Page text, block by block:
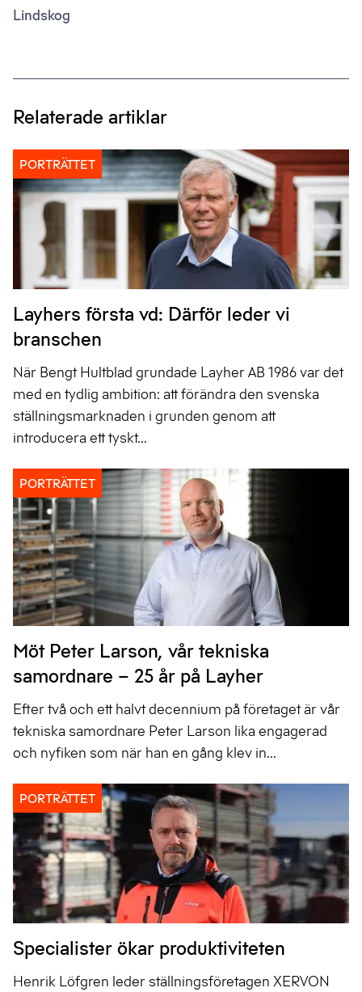
Lindskog
Relaterade artiklar
PORTRÄTTET
Layhers första vd: Därför leder vi
branschen
När Bengt Hultblad grundade Layher AB 1986 var det
med en tydlig ambition: att förändra den svenska
ställningsmarknaden i grunden genom att
introducera ett tyskt...
PORTRÄTTET
Möt Peter Larson, vår tekniska
samordnare – 25 år på Layher
Efter två och ett halvt decennium på företaget är vår
tekniska samordnare Peter Larson lika engagerad
och nyfiken som när han en gång klev in...
PORTRÄTTET
Specialister ökar produktiviteten
Henrik Löfgren leder ställningsföretagen XERVON